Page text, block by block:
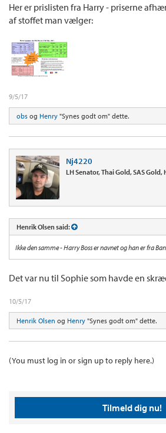
Her er prislisten fra Harry - priserne
af stoffet man vælger:
9/5/17
obs og Henry "Synes godt om" dette.
Nj4220
LH Senator, Thai Gold, SAS
Henrik Olsen said:
Ikke den samme - Harry Boss er navnet og han er fra
Det var nu til Sophie som havde en
10/5/17
Henrik Olsen og Henry "Synes godt om" dette.
(You must log in or sign up to reply here.)
Tilmeld dig nu!